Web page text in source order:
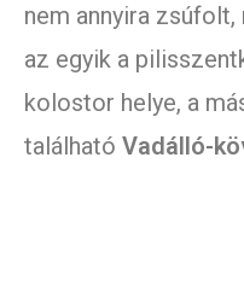
nem annyira
az egyik a
kolostor helye, a
található Vadálló-